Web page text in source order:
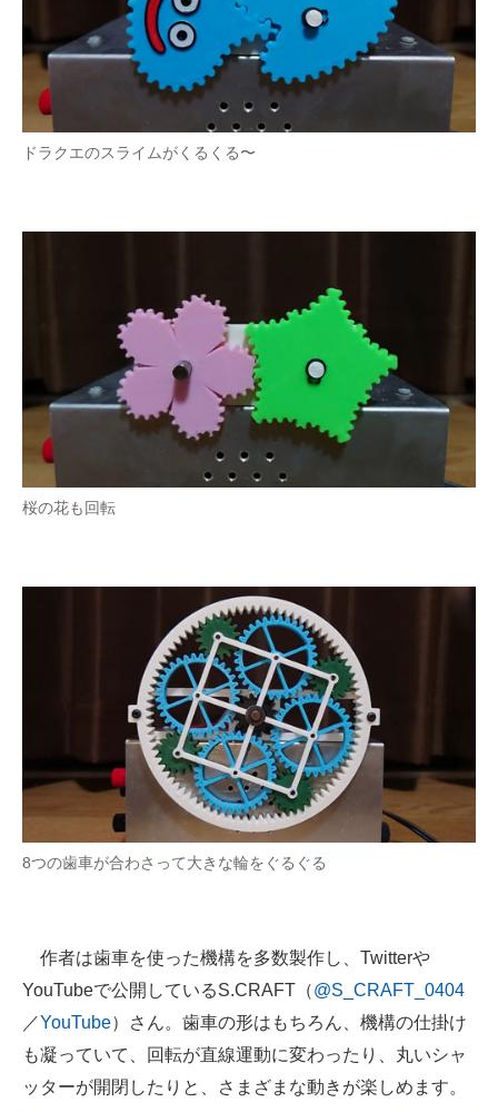
AI活用のいまが分かる
企業ITのトレンドを詳説
経営リーダーのコミュニティ
マーケ×ITの今がよく分かる
IT製品の技術・比較・事例
製造業のIT導入・活用を支援
モノづくり技術者専門サイト
エレクトロニクス専門サイト
ちょっと気になるネットの話題
ドラクエのスライムがくるくる〜
桜の花も回転
8つの歯車が合わさって大きな輪をぐるぐる
作者は歯車を使った機構を多数製作し、Twitterや
YouTubeで公開しているS.CRAFT（@S_CRAFT_0404
／YouTube）さん。歯車の形はもちろん、機構の仕掛け
も凝っていて、回転が直線運動に変わったり、丸いシャ
ッターが開閉したりと、さまざまな動きが楽しめます。